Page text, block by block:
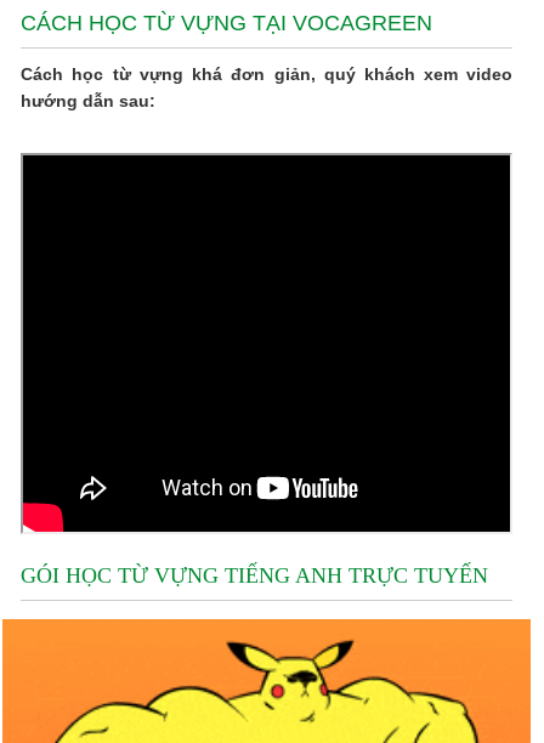
CÁCH HỌC TỪ VỰNG TẠI VOCAGREEN
Cách học từ vựng khá đơn giản, quý khách xem video
hướng dẫn sau:
GÓI HỌC TỪ VỰNG TIẾNG ANH TRỰC TUYẾN